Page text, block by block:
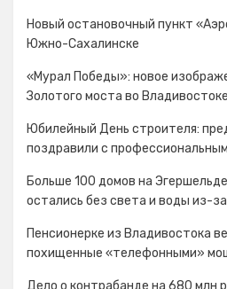
Новый остановочный пункт
Южно-Сахалинске
«Мурал Победы»: новое
Золотого моста во Владивостоке
Юбилейный День строителя:
поздравили с
Больше 100 домов на
остались без света и воды из-
Пенсионерке из Владивостока
похищенные «телефонными»
Дело о контрабанде на 680 млн